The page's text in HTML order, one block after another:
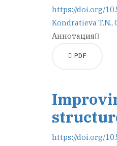
https://doi.org/
Kondratieva T.N.,
Аннотация
PDF
https://doi.org/